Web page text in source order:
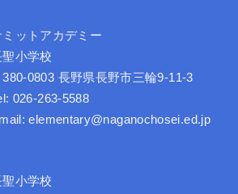
ミットアカデミー
聖小学校
380-0803 長野県長野市三輪9-11-3
026-263-5588
elementary@naganochosei.ed.jp
聖小学校